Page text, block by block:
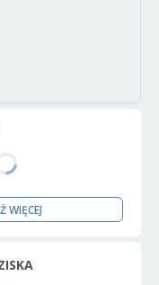
WIĘCEJ